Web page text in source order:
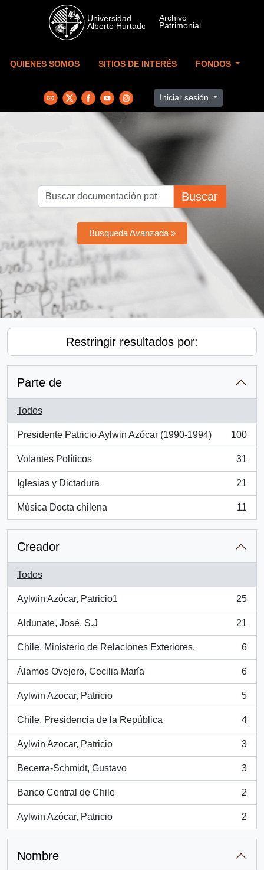
Skip to main content
QUIENES SOMOS SITIOS DE INTERÉS FONDOS
Iniciar sesión
Buscar
Búsqueda Avanzada »
Restringir resultados por:
Parte de
Todos
Presidente Patricio Aylwin Azócar (1990-1994)
, 100 resultados
100
Volantes Políticos
, 31 resultados
31
Iglesias y Dictadura
, 21 resultados
21
Música Docta chilena
, 11 resultados
11
Creador
Todos
Aylwin Azócar, Patricio1
, 25 resultados
25
Aldunate, José, S.J
, 21 resultados
21
Chile. Ministerio de Relaciones Exteriores.
, 6 resultados
6
Álamos Ovejero, Cecilia María
, 6 resultados
6
Aylwin Azocar, Patricio
, 5 resultados
5
Chile. Presidencia de la República
, 4 resultados
4
Aylwin Azocar, Patricio
, 3 resultados
3
Becerra-Schmidt, Gustavo
, 3 resultados
3
Banco Central de Chile
, 2 resultados
2
Aylwin Azócar, Patricio
, 2 resultados
2
Nombre